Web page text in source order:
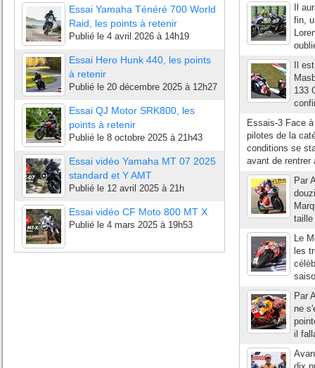
Essai Yamaha Ténéré 700 World
Raid, les points à retenir
Publié le 4 avril 2026 à 14h19
Essai Hero Hunk 440, les points
à retenir
Publié le 20 décembre 2025 à 12h27
Essai QJ Motor SRK800, les
points à retenir
Publié le 8 octobre 2025 à 21h43
Essai vidéo Yamaha MT 07 2025
standard et Y AMT
Publié le 12 avril 2025 à 21h
Essai vidéo CF Moto 800 MT X
Publié le 4 mars 2025 à 19h53
Il
fin,
Il
133
Essais-3 Face
pilotes de la
conditions se
avant de
Par
taille
Le
les
Par
ne
il